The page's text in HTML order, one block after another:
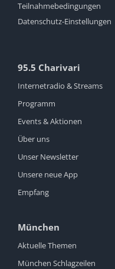
Teilnahmebedingungen
Datenschutz-Einstellungen
95.5 Charivari
Internetradio & Streams
Programm
Events & Aktionen
Über uns
Unser Newsletter
Unsere neue App
Empfang
München
Aktuelle Themen
München Schlagzeilen